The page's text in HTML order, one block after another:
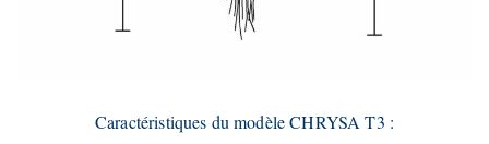
Caractéristiques du modèle CHRYSA T3 :